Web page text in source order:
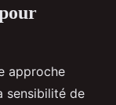
approche
sensibilité de